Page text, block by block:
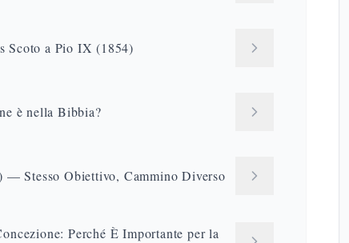
Scoto a Pio IX (1854)
è nella Bibbia?
— Stesso Obiettivo, Cammino Diverso
Perché È Importante per la